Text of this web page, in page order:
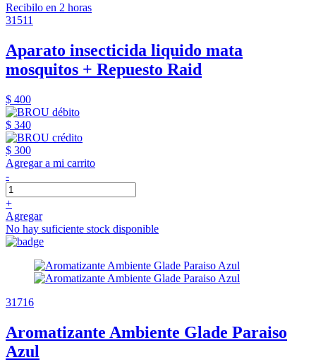
Recibilo en 2 horas
31511
Aparato insecticida liquido mata
mosquitos + Repuesto Raid
$ 400
$ 340
$ 300
Agregar a mi carrito
-
+
Agregar
No hay suficiente stock disponible
31716
Aromatizante Ambiente Glade Paraiso
Azul